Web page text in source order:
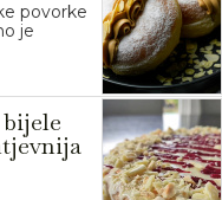
povorke
je